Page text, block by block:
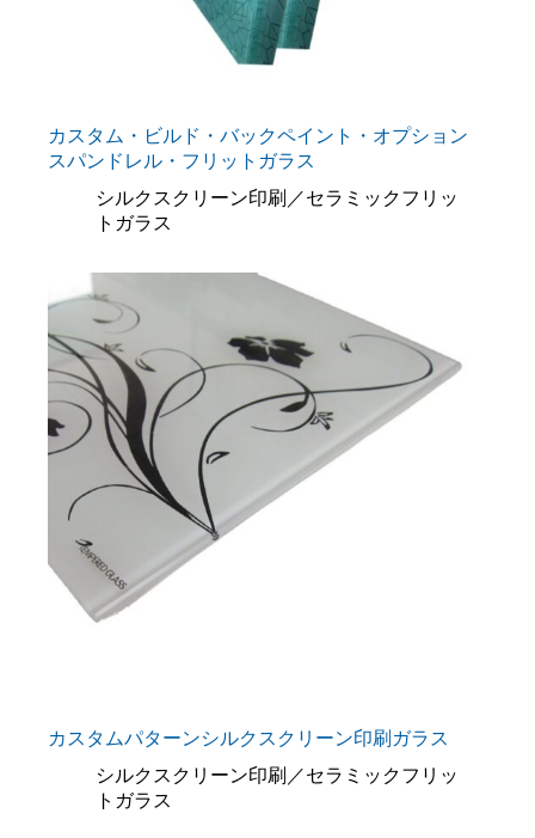
カスタム・ビルド・バックペイント・オプション
スパンドレル・フリットガラス
シルクスクリーン印刷／セラミックフリッ
トガラス
カスタムパターンシルクスクリーン印刷ガラス
シルクスクリーン印刷／セラミックフリッ
トガラス